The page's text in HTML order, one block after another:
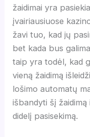
žaidimai yra
įvairiausiuose
žavi tuo, kad jų
bet kada bus
taip yra todėl, kad
vieną žaidimą
lošimo automatų
išbandyti šį
didelį pasisekimą.